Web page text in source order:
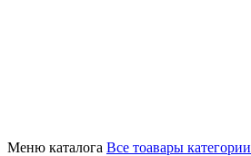
Меню каталога Все тоавары категории